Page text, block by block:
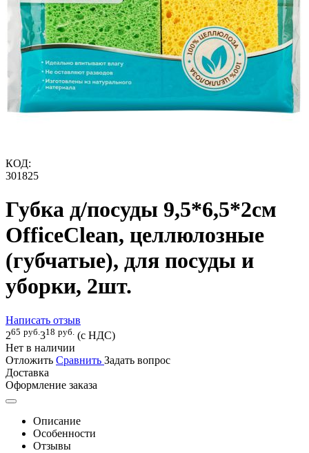
КОД:
301825
Губка д/посуды 9,5*6,5*2см
OfficeClean, целлюлозные
(губчатые), для посуды и
уборки, 2шт.
Написать отзыв
265 руб. 318 руб. (с НДС)
Нет в наличии
Отложить Сравнить Задать вопрос
Доставка
Оформление заказа
Описание
Особенности
Отзывы